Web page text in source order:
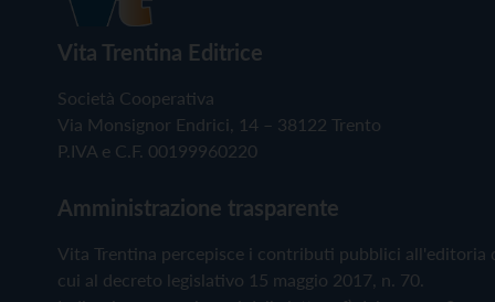
Vita Trentina Editrice
Società Cooperativa
Via Monsignor Endrici, 14 – 38122 Trento
P.IVA e C.F. 00199960220
Amministrazione trasparente
Vita Trentina percepisce i contributi pubblici all'editoria
cui al decreto legislativo 15 maggio 2017, n. 70.